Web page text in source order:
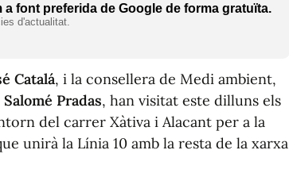
a font preferida de Google de forma gratuïta.
d'actualitat.
Catalá, i la consellera de Medi ambient,
Salomé Pradas, han visitat este dilluns els
del carrer Xàtiva i Alacant per a la
unirà la Línia 10 amb la resta de la xarxa